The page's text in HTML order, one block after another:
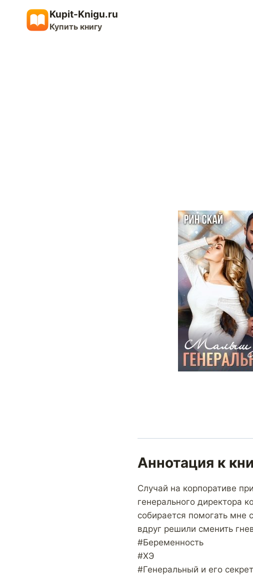
содержимому
Kupit-Knigu.ru
Купить книгу
Аннотация к
Случай на корпоративе
генерального директора
собирается помогать мне
вдруг решили сменить
#Беременность
#ХЭ
#Генеральный и его